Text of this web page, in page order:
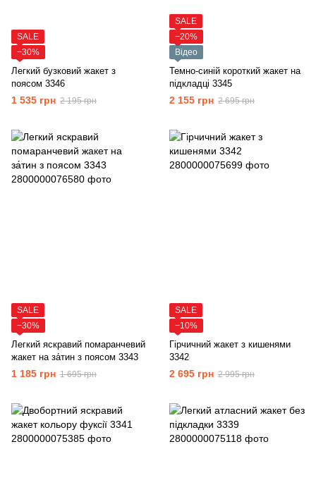
SALE
−30%
Легкий бузковий жакет з
поясом 3346
1 535 грн 2 195 грн
SALE
−20%
Відео
Темно-синій короткий жакет на
підкладці 3345
2 155 грн 2 695 грн
SALE
−30%
Легкий яскравий помаранчевий
жакет на за́тин з поясом 3343
1 185 грн 1 695 грн
SALE
−10%
Гірчичний жакет з кишенями
3342
2 695 грн 2 995 грн